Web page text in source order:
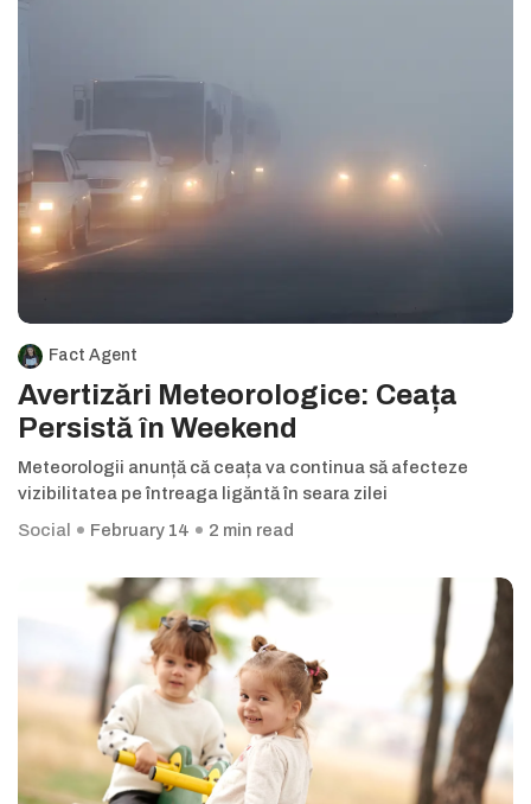
Fact Agent
Avertizări Meteorologice: Ceața
Persistă în Weekend
Meteorologii anunță că ceața va continua să afecteze
vizibilitatea pe întreaga ligăntă în seara zilei
Social
February 14 2 min read